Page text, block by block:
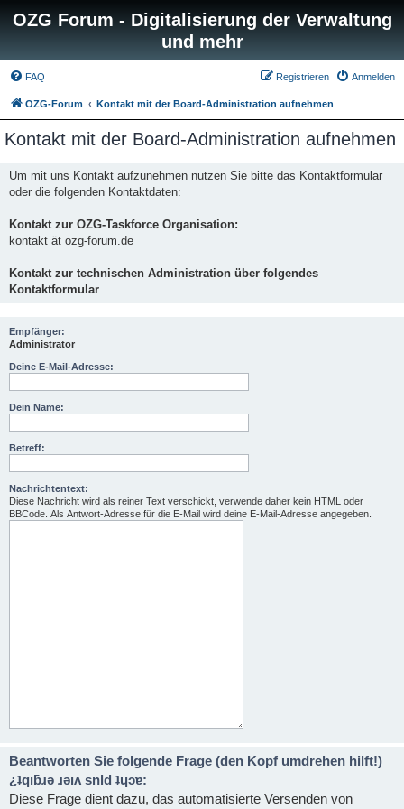
OZG Forum - Digitalisierung der Verwaltung
und mehr
FAQ Anmelden
Registrieren
OZG-Forum Kontakt mit der Board-Administration aufnehmen
Kontakt mit der Board-Administration aufnehmen
Um mit uns Kontakt aufzunehmen nutzen Sie bitte das Kontaktformular
oder die folgenden Kontaktdaten:
Kontakt zur OZG-Taskforce Organisation:
kontakt ät ozg-forum.de
Kontakt zur technischen Administration über folgendes
Kontaktformular
Empfänger:
Administrator
Deine E-Mail-Adresse:
Dein Name:
Betreff:
Nachrichtentext:
Diese Nachricht wird als reiner Text verschickt, verwende daher kein HTML oder
BBCode. Als Antwort-Adresse für die E-Mail wird deine E-Mail-Adresse angegeben.
Beantworten Sie folgende Frage (den Kopf umdrehen hilft!)
¿ʇqıƃɹǝ ɹǝıʌ snld ʇɥɔɐ:
Diese Frage dient dazu, das automatisierte Versenden von